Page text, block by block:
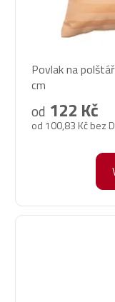
Povlak na
cm
od 100,83 Kč bez
od 122 Kč